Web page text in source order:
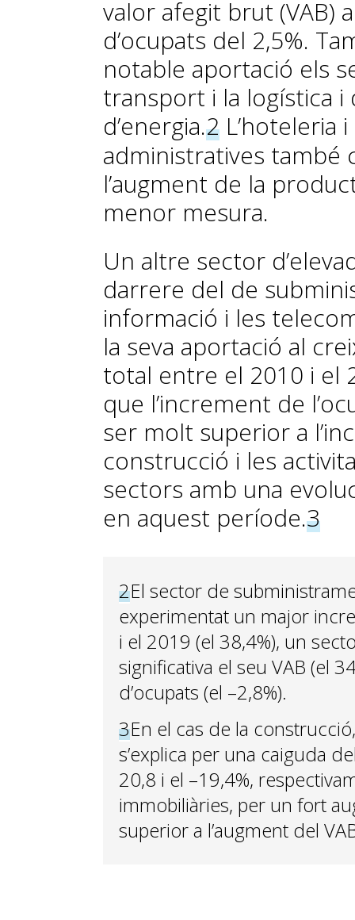
valor afegit brut (VAB)
d’ocupats del 2,5%.
notable aportació els
transport i la logística
d’energia.2 L’hoteleria
administratives també
l’augment de la
menor mesura.
Un altre sector
darrere del de
informació i les
la seva aportació al
total entre el 2010 i el
que l’increment de
ser molt superior a
construcció i les
sectors amb una
en aquest període.3
2El sector de
experimentat un major
i el 2019 (el 38,4%), un
significativa el seu VAB (el
d’ocupats (el –2,8%).
3En el cas de la
s’explica per una caiguda
20,8 i el –19,4%,
immobiliàries, per un fort
superior a l’augment del